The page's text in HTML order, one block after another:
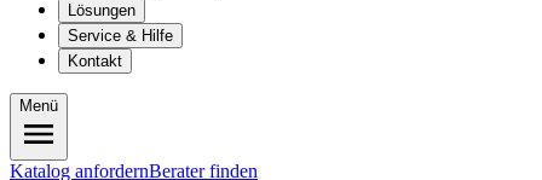
Lösungen
Service & Hilfe
Kontakt
Menü
Katalog anfordernBerater finden